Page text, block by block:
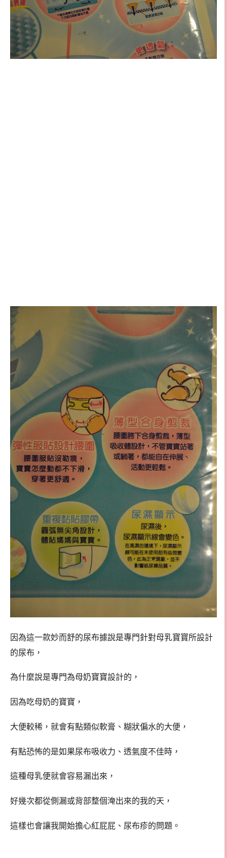
因為這一款妙而舒的尿布據說是專門針對母乳寶寶所設計
的尿布，
為什麼說是專門為母奶寶寶設計的，
因為吃母奶的寶寶，
大便較稀，就會有點類似軟膏、糊狀偏水的大便，
有點恐怖的是如果尿布吸收力、透氣度不佳時，
這種母乳便就會容易漏出來，
好幾次都從側漏或背部整個淹出來的我的天，
這樣也會讓我開始擔心紅屁屁、尿布疹的問題。